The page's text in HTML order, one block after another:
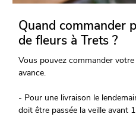
Quand commander
de fleurs à Trets ?
Vous pouvez commander
avance.
- Pour une livraison le
doit être passée la veille avant